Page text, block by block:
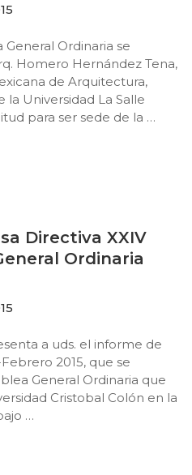
General Ordinaria se
Homero Hernández Tena,
de Arquitectura,
la Universidad La Salle
para ser sede de la …
Directiva XXIV
Ordinaria
a uds. el informe de
2015, que se
General Ordinaria que
Cristobal Colón en la
…